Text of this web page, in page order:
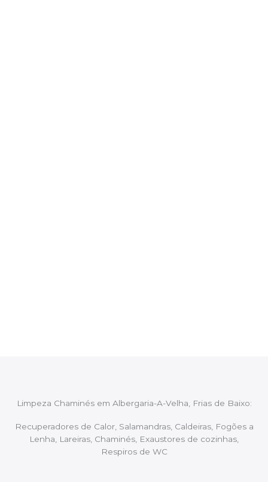
Limpeza Chaminés em Albergaria-A-Velha, Frias de Baixo:
Recuperadores de Calor, Salamandras, Caldeiras, Fogões a
Lenha, Lareiras, Chaminés, Exaustores de cozinhas,
Respiros de WC